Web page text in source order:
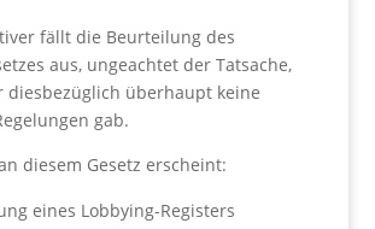
fällt die Beurteilung des
aus, ungeachtet der Tatsache,
diesbezüglich überhaupt keine
gab.
diesem Gesetz erscheint:
eines Lobbying-Registers